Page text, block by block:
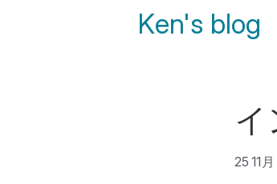
Ken's blog
イ
25 11